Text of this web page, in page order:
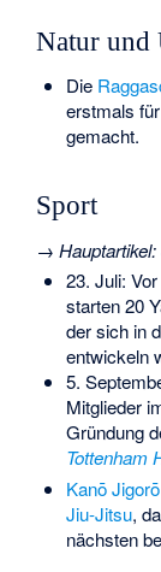
Natur und
Die
erstmals
gemacht.
Sport
→Hauptartikel:
23. Juli:
starten 20
der sich in
entwickeln
5.
Mitglieder
Gründung
Tottenham
Kanō Jigorō
Jiu-Jitsu,
nächsten